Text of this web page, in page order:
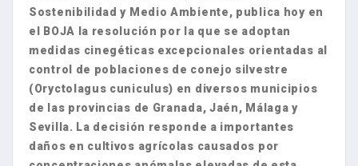
Sostenibilidad y Medio Ambiente, publica hoy en
el BOJA la resolución por la que se adoptan
medidas cinegéticas excepcionales orientadas al
control de poblaciones de conejo silvestre
(Oryctolagus cuniculus) en diversos municipios
de las provincias de Granada, Jaén, Málaga y
Sevilla. La decisión responde a importantes
daños en cultivos agrícolas causados por